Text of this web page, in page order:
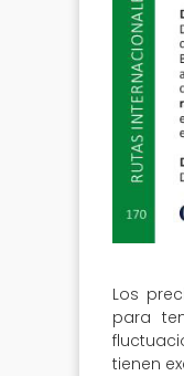
Los
para
tienen